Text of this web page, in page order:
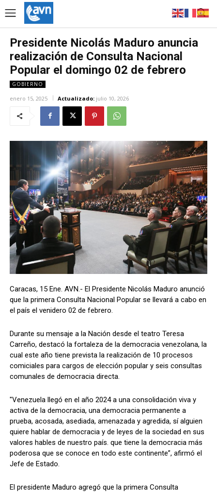
Presidente Nicolás Maduro anuncia
realización de Consulta Nacional
Popular el domingo 02 de febrero
GOBIERNO
enero 15, 2025 Actualizado: julio 10, 2026
Caracas, 15 Ene. AVN.- El Presidente Nicolás Maduro anunció
que la primera Consulta Nacional Popular se llevará a cabo en
el país el venidero 02 de febrero.
Durante su mensaje a la Nación desde el teatro Teresa
Carreño, destacó la fortaleza de la democracia venezolana, la
cual este año tiene prevista la realización de 10 procesos
comiciales para cargos de elección popular y seis consultas
comunales de democracia directa.
"Venezuela llegó en el año 2024 a una consolidación viva y
activa de la democracia, una democracia permanente a
prueba, acosada, asediada, amenazada y agredida, sí alguien
quiere hablar de democracia y de leyes de la sociedad en sus
valores hables de nuestro país. que tiene la democracia más
poderosa que se conoce en todo este continente”, afirmó el
Jefe de Estado.
El presidente Maduro agregó que la primera Consulta